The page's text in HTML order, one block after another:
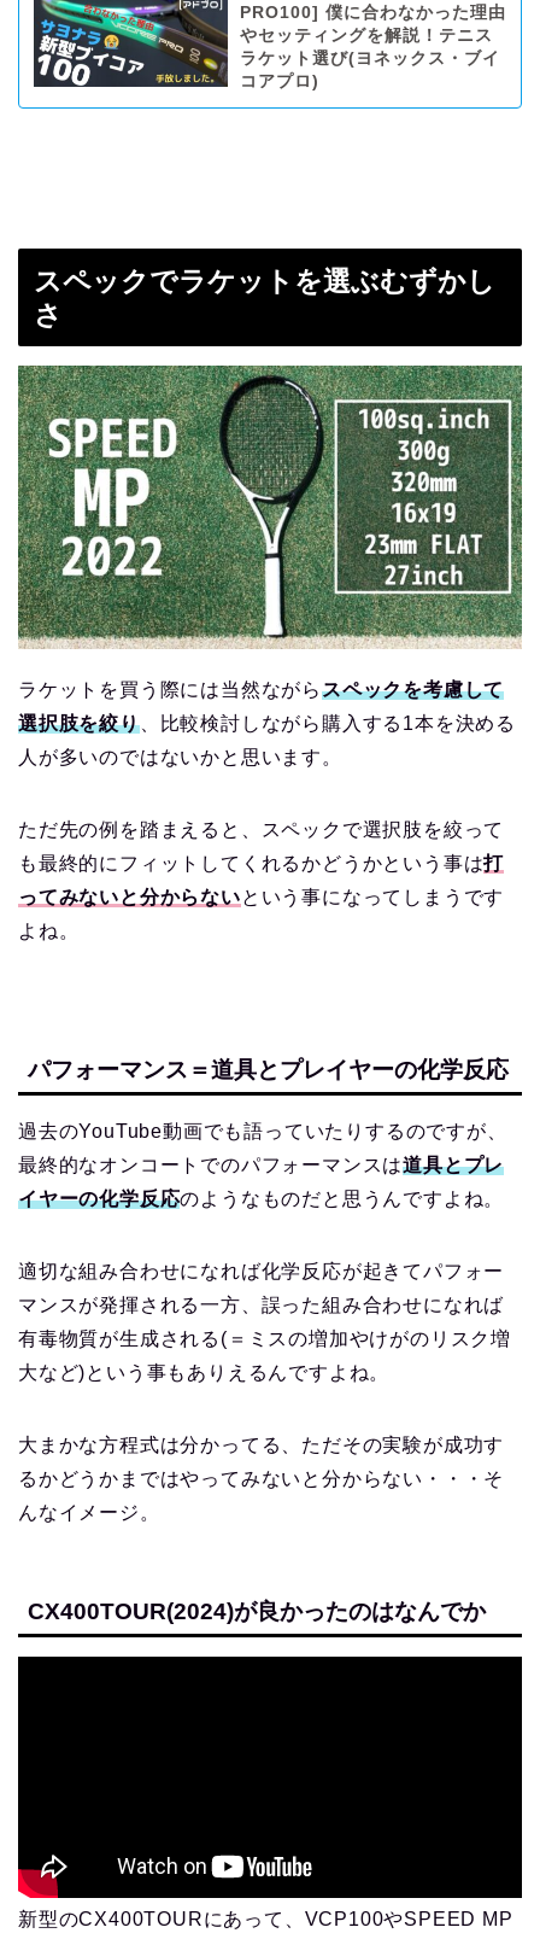
PRO100] 僕に合わなかった理由
やセッティングを解説！テニス
ラケット選び(ヨネックス・ブイ
コアプロ)
スペックでラケットを選ぶむずかし
さ
ラケットを買う際には当然ながらスペックを考慮して
選択肢を絞り、比較検討しながら購入する1本を決める
人が多いのではないかと思います。
ただ先の例を踏まえると、スペックで選択肢を絞って
も最終的にフィットしてくれるかどうかという事は打
ってみないと分からないという事になってしまうです
よね。
パフォーマンス＝道具とプレイヤーの化学反応
過去のYouTube動画でも語っていたりするのですが、
最終的なオンコートでのパフォーマンスは道具とプレ
イヤーの化学反応のようなものだと思うんですよね。
適切な組み合わせになれば化学反応が起きてパフォー
マンスが発揮される一方、誤った組み合わせになれば
有毒物質が生成される(＝ミスの増加やけがのリスク増
大など)という事もありえるんですよね。
大まかな方程式は分かってる、ただその実験が成功す
るかどうかまではやってみないと分からない・・・そ
んなイメージ。
CX400TOUR(2024)が良かったのはなんでか
新型のCX400TOURにあって、VCP100やSPEED MP